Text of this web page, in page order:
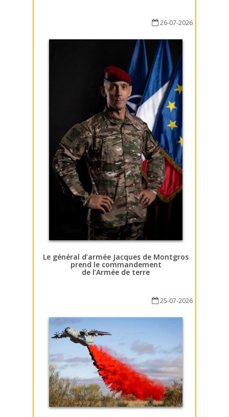
26-07-2026
Le général d’armée Jacques de Montgros
prend le commandement
de l’Armée de terre
25-07-2026